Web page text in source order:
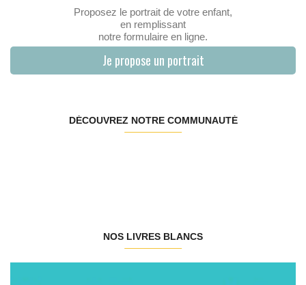
Proposez le portrait de votre enfant,
en remplissant
notre formulaire en ligne.
Je propose un portrait
DÉCOUVREZ NOTRE COMMUNAUTÉ
NOS LIVRES BLANCS